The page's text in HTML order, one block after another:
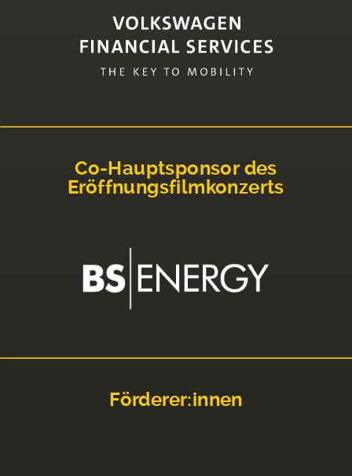
Co-Hauptsponsor des
Eröffnungsfilmkonzerts
Förderer:innen